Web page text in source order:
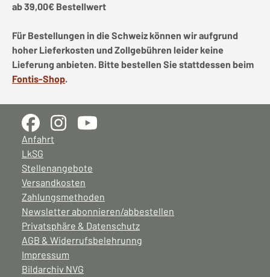
ab 39,00€ Bestellwert
Für Bestellungen in die Schweiz können wir aufgrund
hoher Lieferkosten und Zollgebühren leider keine
Lieferung anbieten. Bitte bestellen Sie stattdessen beim
Fontis-Shop.
Anfahrt
LkSG
Stellenangebote
Versandkosten
Zahlungsmethoden
Newsletter abonnieren/abbestellen
Privatsphäre & Datenschutz
AGB & Widerrufsbelehrunng
Impressum
Bildarchiv NVG